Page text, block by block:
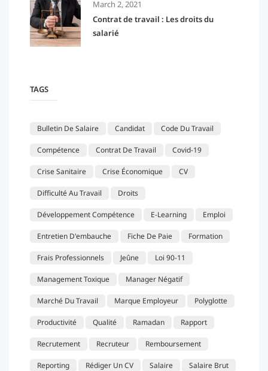
March 2, 2021
Contrat de travail : Les droits du
salarié
TAGS
Bulletin De Salaire Candidat Code Du Travail
Compétence Contrat De Travail Covid-19
Crise Sanitaire Crise Économique CV
Difficulté Au Travail Droits
Développement Compétence E-Learning Emploi
Entretien D'embauche Fiche De Paie Formation
Frais Professionnels Jeûne Loi 90-11
Management Toxique Manager Négatif
Marché Du Travail Marque Employeur Polyglotte
Productivité Qualité Ramadan Rapport
Recrutement Recruteur Remboursement
Reporting Rédiger Un CV Salaire Salaire Brut